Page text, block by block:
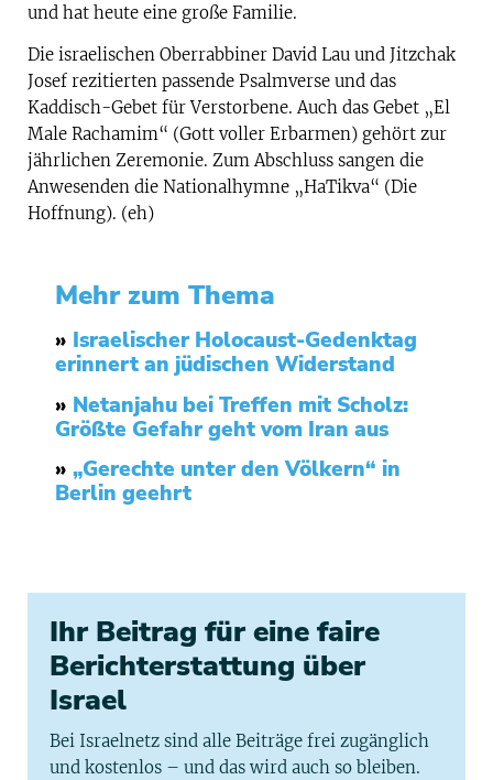
und hat heute eine große Familie.
Die israelischen Oberrabbiner David Lau und Jitzchak
Josef rezitierten passende Psalmverse und das
Kaddisch-Gebet für Verstorbene. Auch das Gebet „El
Male Rachamim“ (Gott voller Erbarmen) gehört zur
jährlichen Zeremonie. Zum Abschluss sangen die
Anwesenden die Nationalhymne „HaTikva“ (Die
Hoffnung). (eh)
Mehr zum Thema
» Israelischer Holocaust-Gedenktag
erinnert an jüdischen Widerstand
» Netanjahu bei Treffen mit Scholz:
Größte Gefahr geht vom Iran aus
» „Gerechte unter den Völkern“ in
Berlin geehrt
Ihr Beitrag für eine faire
Berichterstattung über
Israel
Bei Israelnetz sind alle Beiträge frei zugänglich
und kostenlos – und das wird auch so bleiben.